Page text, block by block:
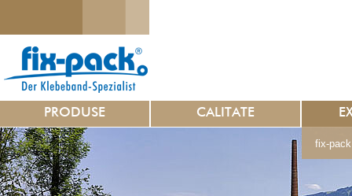
PRODUSE CALITATE
fix-